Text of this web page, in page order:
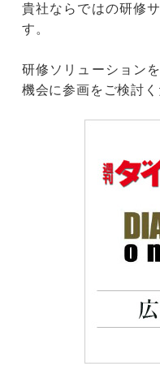
貴社ならではの研修
す。
研修ソリューション
機会に参画をご検討く